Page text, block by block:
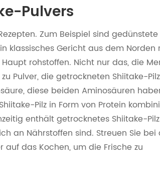
Pulvers
Zum Beispiel sind gedünstete
klassisches Gericht aus dem Norden
rohstoffen. Nicht nur das, die
Pulver, die getrockneten Shiitake-
diese beiden Aminosäuren
Pilz in Form von Protein
enthält getrocknetes Shiitake-
an Nährstoffen sind. Streuen Sie bei
das Kochen, um die Frische zu